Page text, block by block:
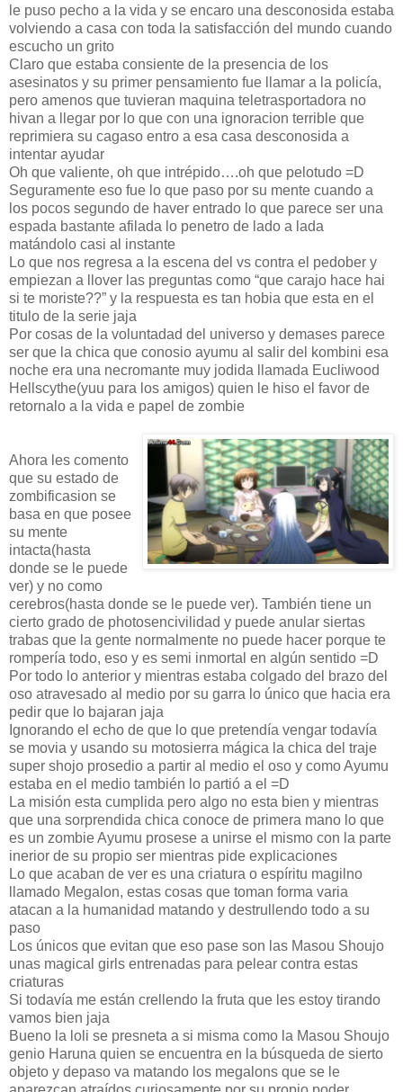
le puso pecho a la vida y se encaro una desconosida estaba
volviendo a casa con toda la satisfacción del mundo cuando
escucho un grito
Claro que estaba consiente de la presencia de los
asesinatos y su primer pensamiento fue llamar a la policía,
pero amenos que tuvieran maquina teletrasportadora no
hivan a llegar por lo que con una ignoracion terrible que
reprimiera su cagaso entro a esa casa desconosida a
intentar ayudar
Oh que valiente, oh que intrépido….oh que pelotudo =D
Seguramente eso fue lo que paso por su mente cuando a
los pocos segundo de haver entrado lo que parece ser una
espada bastante afilada lo penetro de lado a lada
matándolo casi al instante
Lo que nos regresa a la escena del vs contra el pedober y
empiezan a llover las preguntas como “que carajo hace hai
si te moriste??” y la respuesta es tan hobia que esta en el
titulo de la serie jaja
Por cosas de la voluntadad del universo y demases parece
ser que la chica que conosio ayumu al salir del kombini esa
noche era una necromante muy jodida llamada Eucliwood
Hellscythe(yuu para los amigos) quien le hiso el favor de
retornalo a la vida e papel de zombie
Ahora les comento
que su estado de
zombificasion se
basa en que posee
su mente
intacta(hasta
donde se le puede
ver) y no como
cerebros(hasta donde se le puede ver). También tiene un
cierto grado de photosencivilidad y puede anular siertas
trabas que la gente normalmente no puede hacer porque te
rompería todo, eso y es semi inmortal en algún sentido =D
Por todo lo anterior y mientras estaba colgado del brazo del
oso atravesado al medio por su garra lo único que hacia era
pedir que lo bajaran jaja
Ignorando el echo de que lo que pretendía vengar todavía
se movia y usando su motosierra mágica la chica del traje
super shojo prosedio a partir al medio el oso y como Ayumu
estaba en el medio también lo partió a el =D
La misión esta cumplida pero algo no esta bien y mientras
que una sorprendida chica conoce de primera mano lo que
es un zombie Ayumu prosese a unirse el mismo con la parte
inerior de su propio ser mientras pide explicaciones
Lo que acaban de ver es una criatura o espíritu magilno
llamado Megalon, estas cosas que toman forma varia
atacan a la humanidad matando y destrullendo todo a su
paso
Los únicos que evitan que eso pase son las Masou Shoujo
unas magical girls entrenadas para pelear contra estas
criaturas
Si todavía me están crellendo la fruta que les estoy tirando
vamos bien jaja
Bueno la loli se presneta a si misma como la Masou Shoujo
genio Haruna quien se encuentra en la búsqueda de sierto
objeto y depaso va matando los megalons que se le